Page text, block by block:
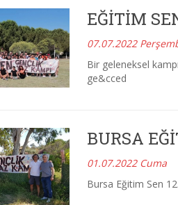
EĞİTİM
07.07.2022
Bir geleneksel
ge&cced
BURSA
01.07.2022 Cuma
Bursa Eğitim Sen